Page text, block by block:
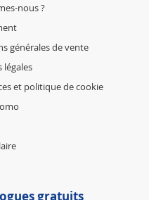
nous ?
générales de vente
légales
et politique de cookie
gratuits